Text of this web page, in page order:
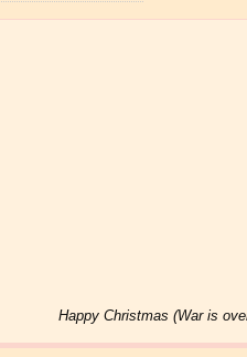
Happy Christmas (War is